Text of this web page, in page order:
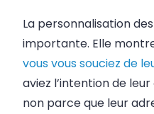
La personnalisation
importante. Elle
vous vous souciez de
aviez l’intention de
non parce que leur